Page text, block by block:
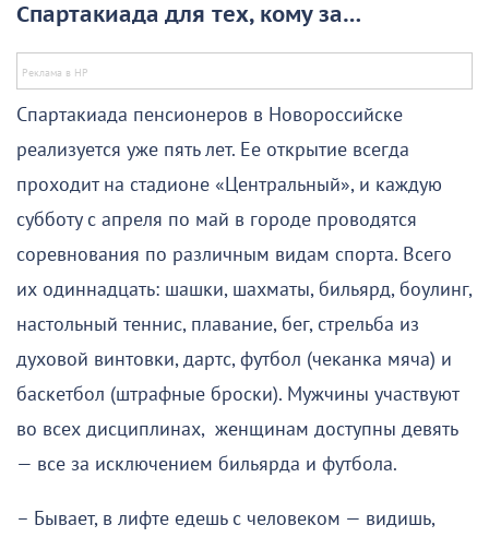
Спартакиада для тех, кому за…
Спартакиада пенсионеров в Новороссийске
реализуется уже пять лет. Ее открытие всегда
проходит на стадионе «Центральный», и каждую
субботу с апреля по май в городе проводятся
соревнования по различным видам спорта. Всего
их одиннадцать: шашки, шахматы, бильярд, боулинг,
настольный теннис, плавание, бег, стрельба из
духовой винтовки, дартс, футбол (чеканка мяча) и
баскетбол (штрафные броски). Мужчины участвуют
во всех дисциплинах, женщинам доступны девять
— все за исключением бильярда и футбола.
– Бывает, в лифте едешь с человеком — видишь,